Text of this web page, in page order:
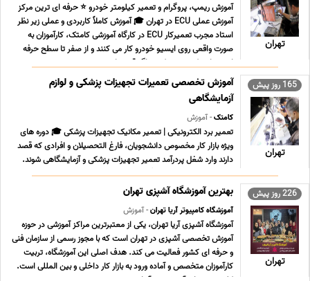
تهران
آموزش ریمپ، پروگرام و تعمیر کیلومتر خودرو ⭐ حرفه ای ترین مرکز
آموزش عملی ECU در تهران 🎓 آموزش کاملاً کاربردی و عملی زیر نظر
استاد مجرب تعمیرکار ECU در کارگاه آموزشی کامتک، کارآموزان به
صورت واقعی روی ایسیو خودرو کار می کنند و از صفر تا سطح حرفه
ای، مهارت کسب می کنند. اگر قصد راه ... ...
165 روز پیش
تهران
آموزش تخصصی تعمیرات تجهیزات پزشکی و لوازم
آزمایشگاهی
کامتک- آموزش
تعمیر برد الکترونیکی | تعمیر مکانیک تجهیزات پزشکی 🎓 دوره های
ویژه بازار کار مخصوص دانشجویان، فارغ التحصیلان و افرادی که قصد
دارند وارد شغل پردرآمد تعمیر تجهیزات پزشکی و آزمایشگاهی شوند.
این دوره ها به صورت کاملاً عملی و پروژه محور طراحی شده اند تا هنرجو
پس از پایان دوره بتواند به ... ...
226 روز پیش
تهران
بهترین آموزشگاه آشپزی تهران
آموزشگاه کامپیوتر آریا تهران- آموزش
آموزشگاه آشپزی آریا تهران، یکی از معتبرترین مراکز آموزشی در حوزه
آموزش تخصصی آشپزی در تهران است که با مجوز رسمی از سازمان فنی
و حرفه ای کشور فعالیت می کند. هدف اصلی این آموزشگاه، تربیت
کارآموزان متخصص و آماده ورود به بازار کار داخلی و بین المللی است.